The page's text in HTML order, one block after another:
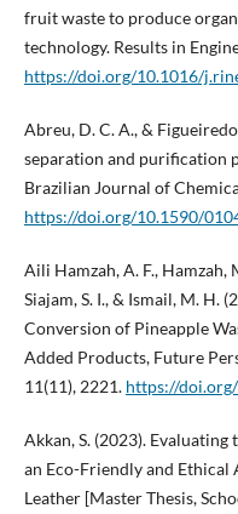
fruit waste to produce
technology. Results in
https://doi.org/10.1016/
Abreu, D. C. A., &
separation and purification
Brazilian Journal of
https://doi.org/10.1590/
Aili Hamzah, A. F., Hamzah,
Siajam, S. I., & Ismail, M. H.
Conversion of Pineapple
Added Products, Future
11(11), 2221. https://
Akkan, S. (2023).
an Eco-Friendly and
Leather [Master Thesis,